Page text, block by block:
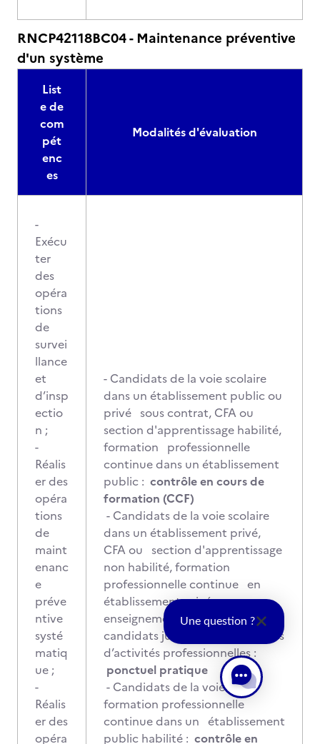
RNCP42118BC04 - Maintenance préventive
d'un système
List
e de
com
pét
enc
es
Modalités d'évaluation
-
Exécu
ter
des
opéra
tions
de
survei
llance
et
d’insp
ectio
n ;
-
Réalis
er des
opéra
tions
de
maint
enanc
e
préve
ntive
systé
matiq
ue ;
-
Réalis
er des
opéra
- Candidats de la voie scolaire
dans un établissement public ou
privé sous contrat, CFA ou
section d'apprentissage habilité,
formation professionnelle
continue dans un établissement
public : contrôle en cours de
formation (CCF)
- Candidats de la voie scolaire
dans un établissement privé,
CFA ou section d'apprentissage
non habilité, formation
professionnelle continue en
établissement privé,
enseignement à distance,
candidats justifiant de 3 années
d’activités professionnelles :
ponctuel pratique
- Candidats de la voie de la
formation professionnelle
continue dans un établissement
public habilité : contrôle en
Une question ?